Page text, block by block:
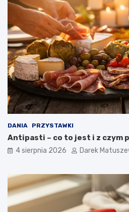
DANIA PRZYSTAWKI
Antipasti – co to jest i z czym
4 sierpnia 2026 Darek